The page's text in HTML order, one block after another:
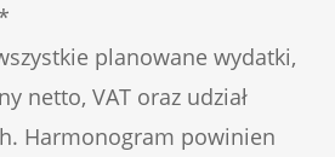
planowane wydatki,
netto, VAT oraz udział
Harmonogram powinien